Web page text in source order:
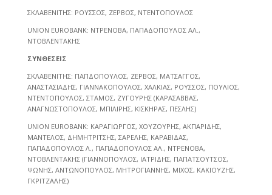
ΣΚΛΑΒΕΝΙΤΗΣ: ΡΟΥΣΣΟΣ, ΖΕΡΒΟΣ, ΝΤΕΝΤΟΠΟΥΛΟΣ
UNION EUROBANK: ΝΤΡΕΝΟΒΑ, ΠΑΠΑΔΟΠΟΥΛΟΣ ΑΛ.,
ΝΤΟΒΛΕΝΤΑΚΗΣ
ΣΥΝΘΕΣΕΙΣ
ΣΚΛΑΒΕΝΙΤΗΣ: ΠΑΠΔΟΠΟΥΛΟΣ, ΖΕΡΒΟΣ, ΜΑΤΣΑΓΓΟΣ,
ΑΝΑΣΤΑΣΙΑΔΗΣ, ΓΙΑΝΝΑΚΟΠΟΥΛΟΣ, ΧΑΛΚΙΑΣ, ΡΟΥΣΣΟΣ, ΠΟΥΛΙΟΣ,
ΝΤΕΝΤΟΠΟΥΛΟΣ, ΣΤΑΜΟΣ, ΖΥΓΟΥΡΗΣ (ΚΑΡΑΣΑΒΒΑΣ,
ΑΝΑΓΝΩΣΤΟΠΟΥΛΟΣ, ΜΠΙΛΙΡΗΣ, ΚΙΣΚΗΡΑΣ, ΠΕΣΛΗΣ)
UNION EUROBANK: ΚΑΡΑΓΙΩΡΓΟΣ, ΧΟΥΖΟΥΡΗΣ, ΑΚΠΑΡΙΔΗΣ,
ΜΑΝΤΕΛΟΣ, ΔΗΜΗΤΡΙΤΣΗΣ, ΣΑΡΕΛΗΣ, ΚΑΡΑΒΙΔΑΣ,
ΠΑΠΑΔΟΠΟΥΛΟΣ Λ., ΠΑΠΑΔΟΠΟΥΛΟΣ ΑΛ., ΝΤΡΕΝΟΒΑ,
ΝΤΟΒΛΕΝΤΑΚΗΣ (ΓΙΑΝΝΟΠΟΥΛΟΣ, ΙΑΤΡΙΔΗΣ, ΠΑΠΑΤΣΟΥΤΣΟΣ,
ΨΩΝΗΣ, ΑΝΤΩΝΟΠΟΥΛΟΣ, ΜΗΤΡΟΓΙΑΝΝΗΣ, ΜΙΧΟΣ, ΚΑΚΙΟΥΖΗΣ,
ΓΚΡΙΤΖΑΛΗΣ)